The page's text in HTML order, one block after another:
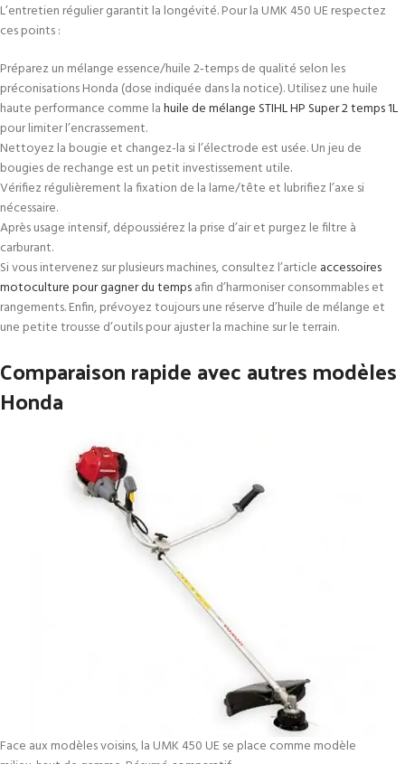
L’entretien régulier garantit la longévité. Pour la UMK 450 UE respectez
ces points :
Préparez un mélange essence/huile 2‑temps de qualité selon les
préconisations Honda (dose indiquée dans la notice). Utilisez une huile
haute performance comme lahuile de mélange STIHL HP Super 2 temps 1L
pour limiter l’encrassement.
Nettoyez la bougie et changez-la si l’électrode est usée. Un jeu de
bougies de rechange est un petit investissement utile.
Vérifiez régulièrement la fixation de la lame/tête et lubrifiez l’axe si
nécessaire.
Après usage intensif, dépoussiérez la prise d’air et purgez le filtre à
carburant.
Si vous intervenez sur plusieurs machines, consultez l’article accessoires
motoculture pour gagner du tempsafin d’harmoniser consommables et
rangements. Enfin, prévoyez toujours une réserve d’huile de mélange et
une petite trousse d’outils pour ajuster la machine sur le terrain.
Comparaison rapide avec autres modèles
Honda
Face aux modèles voisins, la UMK 450 UE se place comme modèle